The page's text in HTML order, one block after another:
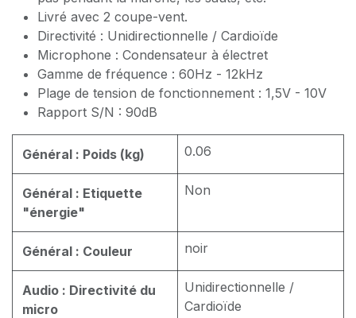
Livré avec 2 coupe-vent.
Directivité : Unidirectionnelle / Cardioïde
Microphone : Condensateur à électret
Gamme de fréquence : 60Hz - 12kHz
Plage de tension de fonctionnement : 1,5V - 10V
Rapport S/N : 90dB
Général : Poids (kg) 0.06
Général : Etiquette
"énergie"
Non
Général : Couleur noir
Audio : Directivité du
micro
Unidirectionnelle /
Cardioïde